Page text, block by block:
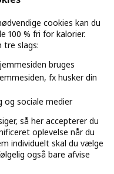
af service
cookies kan du
100 % fri for kalorier.
tre slags:
bruges
fx husker din
og sociale medier
så her accepterer du
oplevelse når du
individuelt skal du vælge
også bare afvise